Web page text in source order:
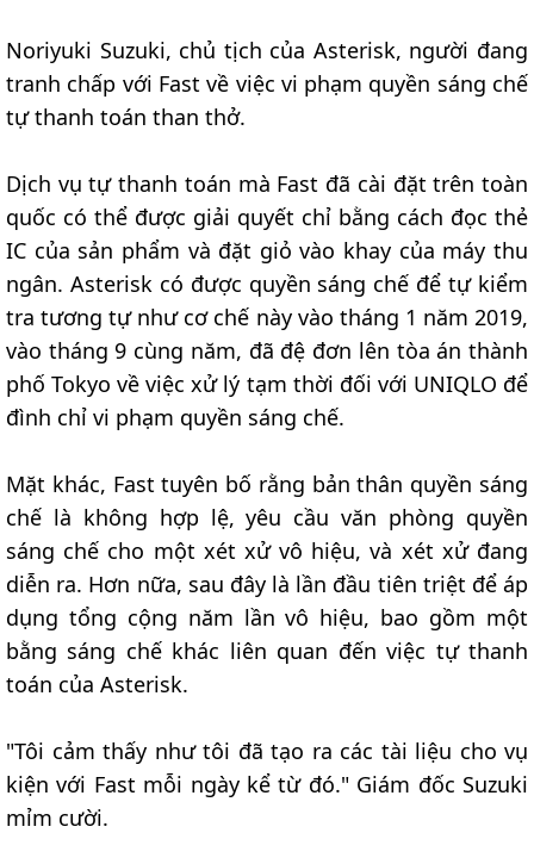
Noriyuki Suzuki, chủ tịch của Asterisk, người đang
tranh chấp với Fast về việc vi phạm quyền sáng chế
tự thanh toán than thở.
Dịch vụ tự thanh toán mà Fast đã cài đặt trên toàn
quốc có thể được giải quyết chỉ bằng cách đọc thẻ
IC của sản phẩm và đặt giỏ vào khay của máy thu
ngân. Asterisk có được quyền sáng chế để tự kiểm
tra tương tự như cơ chế này vào tháng 1 năm 2019,
vào tháng 9 cùng năm, đã đệ đơn lên tòa án thành
phố Tokyo về việc xử lý tạm thời đối với UNIQLO để
đình chỉ vi phạm quyền sáng chế.
Mặt khác, Fast tuyên bố rằng bản thân quyền sáng
chế là không hợp lệ, yêu cầu văn phòng quyền
sáng chế cho một xét xử vô hiệu, và xét xử đang
diễn ra. Hơn nữa, sau đây là lần đầu tiên triệt để áp
dụng tổng cộng năm lần vô hiệu, bao gồm một
bằng sáng chế khác liên quan đến việc tự thanh
toán của Asterisk.
"Tôi cảm thấy như tôi đã tạo ra các tài liệu cho vụ
kiện với Fast mỗi ngày kể từ đó." Giám đốc Suzuki
mỉm cười.